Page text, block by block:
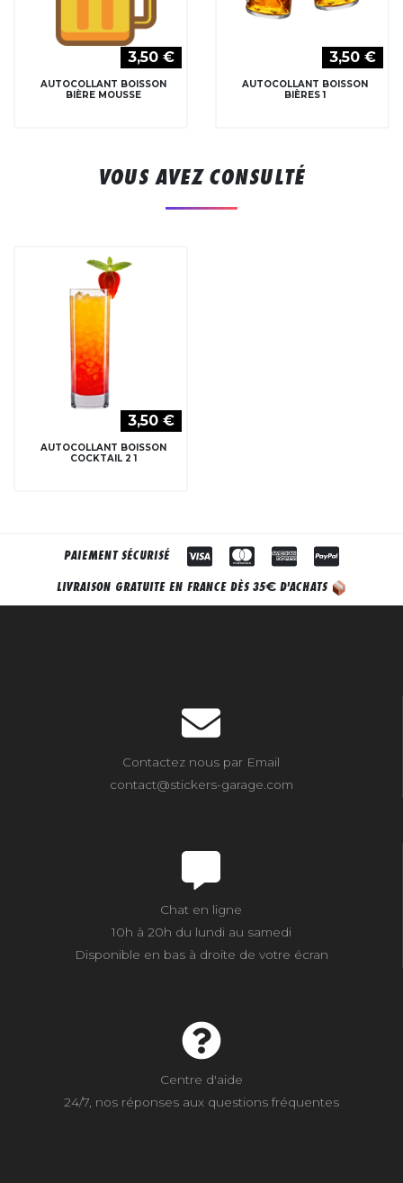
3,50 €
AUTOCOLLANT BOISSON
BIÈRE MOUSSE
3,50 €
AUTOCOLLANT BOISSON
BIÈRES 1
VOUS AVEZ CONSULTÉ
3,50 €
AUTOCOLLANT BOISSON
COCKTAIL 2 1
PAIEMENT SÉCURISÉ
LIVRAISON GRATUITE EN FRANCE DÈS 35€ D'ACHATS
Contactez nous par Email
contact@stickers-garage.com
Chat en ligne
10h à 20h du lundi au samedi
Disponible en bas à droite de votre écran
Centre d'aide
24/7, nos réponses aux questions fréquentes